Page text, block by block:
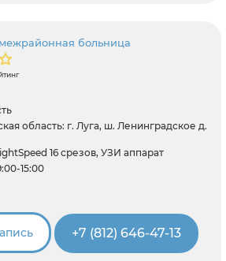
больница
область: г. Луга, ш. Ленинградское д.
16 срезов, УЗИ аппарат
15:00
+7 (812) 646-47-13